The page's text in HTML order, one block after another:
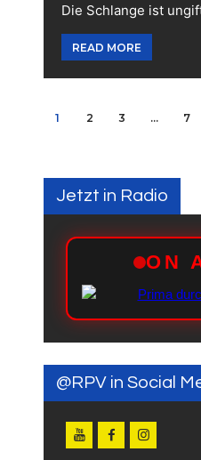
Die Schlange ist
READ MORE
PAGE
1 PAGE
2 PAGE
3 … 7
Jetzt in Radio
@RPV in Social